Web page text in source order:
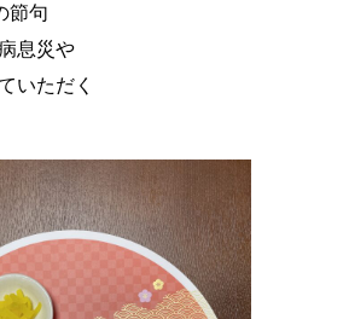
節句
息災や
いただく